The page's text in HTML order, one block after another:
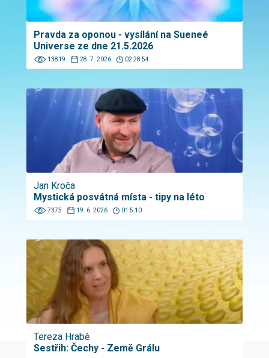
Pravda za oponou - vysílání na Sueneé
Universe ze dne 21.5.2026
13819 28. 7. 2026 02:28:54
Jan Kroča
Mystická posvátná místa - tipy na léto
7375 19. 6. 2026 01:5:10
Tereza Hrabě
Sestřih: Čechy - Země Grálu